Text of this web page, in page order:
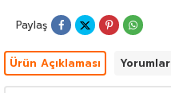
Paylaş
Ürün Açıklaması Yorumlar